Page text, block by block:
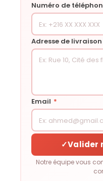
Numéro de
Adresse de livraison
Email *
✓Valider
Notre équipe vous